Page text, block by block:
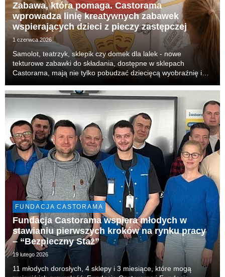
Zabawa, która pomaga. Castorama
wprowadza linię kreatywnych zabawek
wspierających dzieci z pieczy zastępczej
1 czerwca 2026
Samolot, teatrzyk, sklepik czy domek dla lalek - nowe
tekturowe zabawki do składania, dostępne w sklepach
Castorama, mają nie tylko pobudzać dziecięcą wyobraźnię i
dochód z ich sprzedaży zostanie przekazany na dzia...
FUNDACJA CASTORAMA
Fundacja Castorama wspiera młodych w
stawianiu pierwszych kroków na rynku pracy
– “Bezpieczny Staż”
19 lutego 2026
11 młodych dorosłych, 4 sklepy i 3 miesiące, które mogą